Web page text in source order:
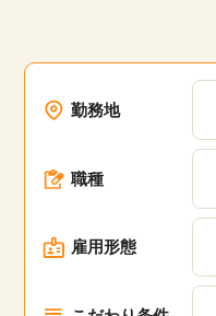
勤務地
職種
雇用形態